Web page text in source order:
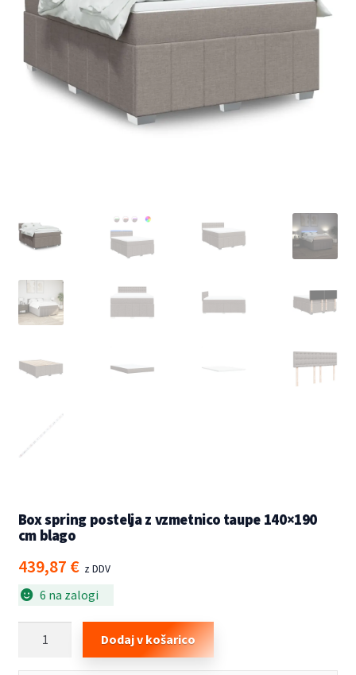
Box spring postelja z vzmetnico taupe 140×190
cm blago
439,87 € z DDV
6 na zalogi
postelja
Dodaj v košarico